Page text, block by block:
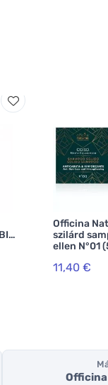
Officina
szilárd
ellen N°01
11,40 €